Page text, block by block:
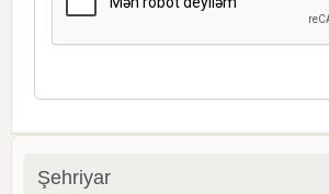
Şehriyar